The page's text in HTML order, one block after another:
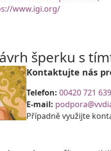
www.igi.org/
šperku s
Kontaktujte nás
Telefon: 00420 721
E-mail:
Případně využijte